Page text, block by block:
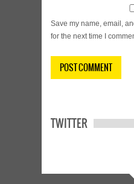
Save my name, email,
for the next time I
TWITTER